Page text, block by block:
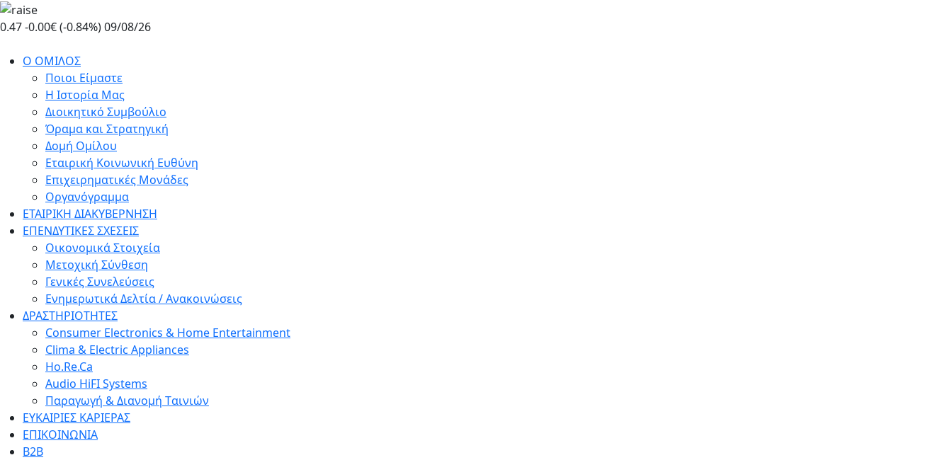
Skip
to
content
0.47-0.00€ (-0.84%)09/08/26
Ο ΟΜΙΛΟΣ
Ποιοι Είμαστε
Η Ιστορία Μας
Διοικητικό Συμβούλιο
Όραμα και Στρατηγική
Δομή Ομίλου
Εταιρική Κοινωνική Ευθύνη
Επιχειρηματικές Μονάδες
Οργανόγραμμα
ΕΤΑΙΡΙΚΗ ΔΙΑΚΥΒΕΡΝΗΣΗ
ΕΠΕΝΔΥΤΙΚΕΣ ΣΧΕΣΕΙΣ
Οικονομικά Στοιχεία
Μετοχική Σύνθεση
Γενικές Συνελεύσεις
Ενημερωτικά Δελτία / Ανακοινώσεις
ΔΡΑΣΤΗΡΙΟΤΗΤΕΣ
Consumer Electronics & Home Entertainment
Clima & Electric Appliances
Ho.Re.Ca
Audio HiFI Systems
Παραγωγή & Διανομή Tαινιών
ΕΥΚΑΙΡΙΕΣ ΚΑΡΙΕΡΑΣ
ΕΠΙΚΟΙΝΩΝΙΑ
Β2Β